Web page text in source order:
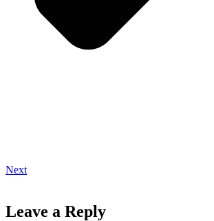
Next
Leave a Reply